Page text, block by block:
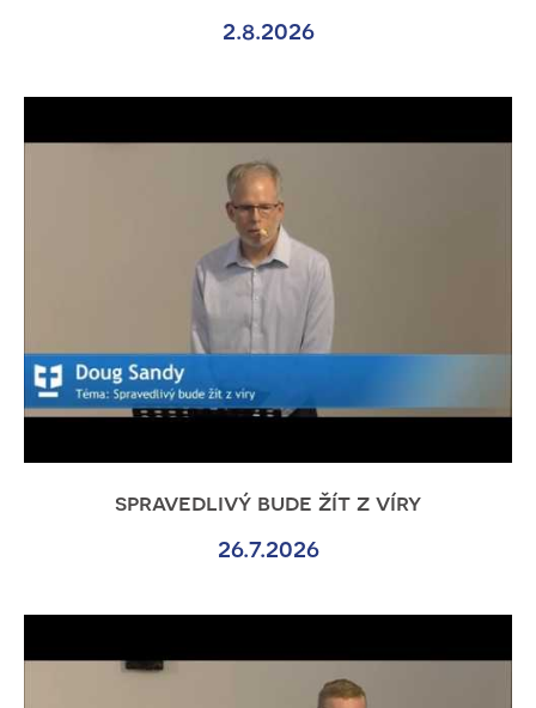
2.8.2026
spravedlivý bude žít z víry
26.7.2026